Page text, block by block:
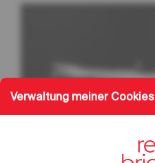
Verwaltung meiner Cookies